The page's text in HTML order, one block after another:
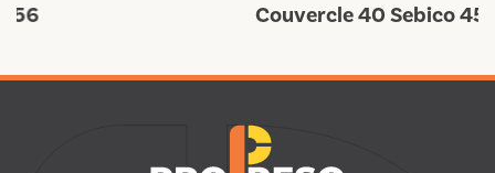
Couvercle 40 Sebico 45×45